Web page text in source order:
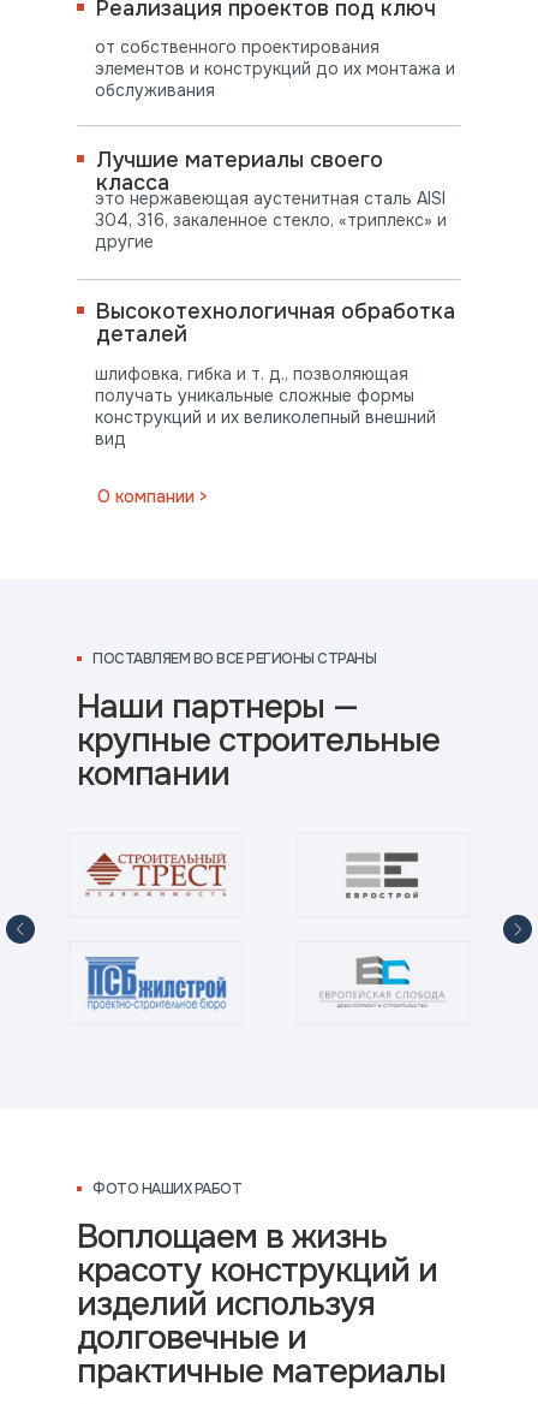
это нержавеющая аустенитная сталь AISI
304, 316, закаленное стекло, «триплекс» и
другие
шлифовка, гибка и т. д., позволяющая
получать уникальные сложные формы
конструкций и их великолепный внешний
вид
О компании >
от собственного проектирования
элементов и конструкций до их монтажа и
обслуживания
Лучшие материалы своего
класса
Высокотехнологичная обработка
деталей
Реализация проектов под ключ
Наши партнеры —
крупные строительные
компании
ВО ВСЕ РЕГИОНЫ СТРАНЫ
ПОСТАВЛЯЕМ ВО ВСЕ РЕГИОНЫ СТРАНЫ
Воплощаем в жизнь
красоту конструкций и
изделий используя
долговечные и
практичные материалы
ФОТО НАШИХ РАБОТ